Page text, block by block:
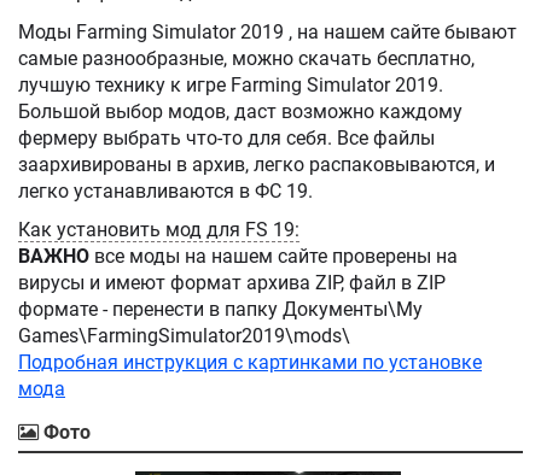
Моды Farming Simulator 2019 , на нашем сайте бывают
самые разнообразные, можно скачать бесплатно,
лучшую технику к игре Farming Simulator 2019.
Большой выбор модов, даст возможно каждому
фермеру выбрать что-то для себя. Все файлы
заархивированы в архив, легко распаковываются, и
легко устанавливаются в ФС 19.
Как установить мод для FS 19:
ВАЖНО все моды на нашем сайте проверены на
вирусы и имеют формат архива ZIP, файл в ZIP
формате - перенести в папку Документы\My
Games\FarmingSimulator2019\mods\
Подробная инструкция с картинками по установке
мода
Фото